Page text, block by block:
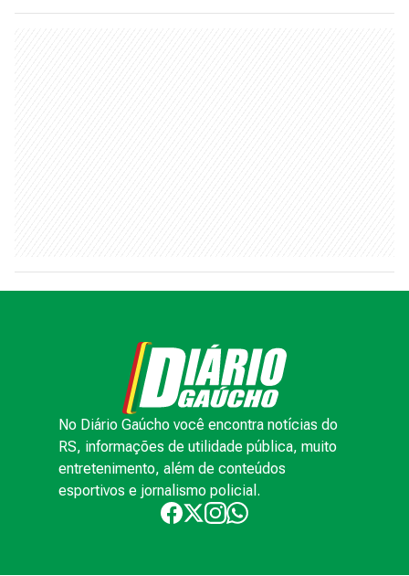
No Diário Gaúcho você encontra notícias do
RS, informações de utilidade pública, muito
entretenimento, além de conteúdos
esportivos e jornalismo policial.